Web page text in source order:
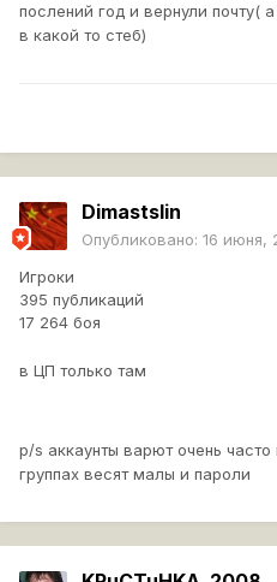
послений год и вернули почту(
в какой то стеб)
Dimastslin
Опубликовано: 16 июня,
Игроки
395 публикаций
17 264 боя
в ЦП только там
p/s аккаунты варют очень
группах весят малы и пароли